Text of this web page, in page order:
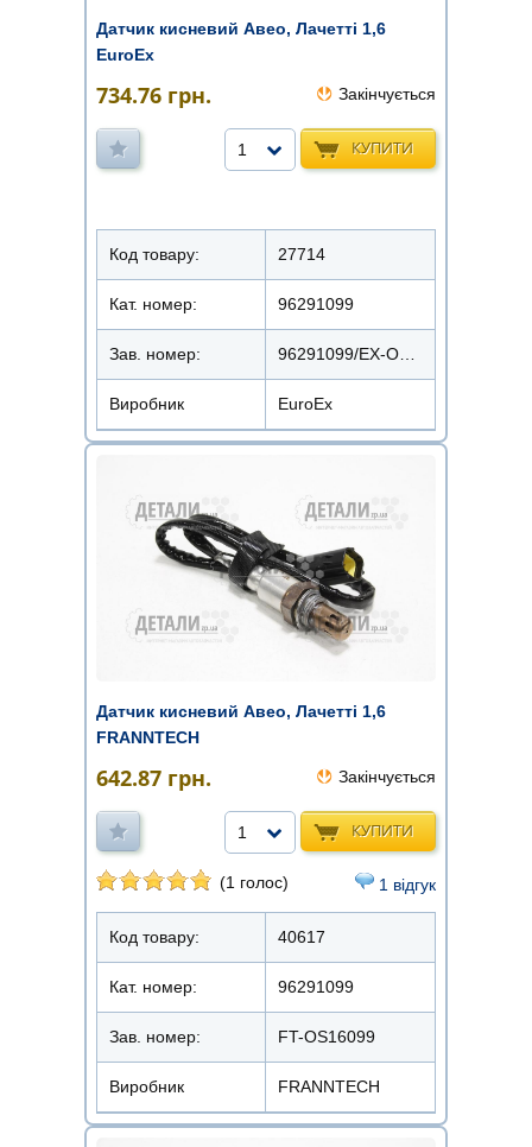
Датчик кисневий Авео, Лачетті 1,6
EuroEx
734.76 грн. Закінчується
КУПИТИ
1
Код товару: 27714
Кат. номер: 96291099
Зав. номер: 96291099/ЕХ-OS16099
Виробник EuroEx
Датчик кисневий Авео, Лачетті 1,6
FRANNTECH
642.87 грн. Закінчується
КУПИТИ
1
(1 голос) 1 відгук
Код товару: 40617
Кат. номер: 96291099
Зав. номер: FT-OS16099
Виробник FRANNTECH